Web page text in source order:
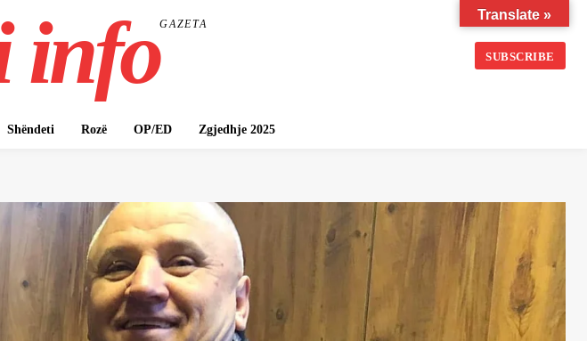
infoGAZETA
SUBSCRIBE
Shëndeti Rozë OP/ED Zgjedhje 2025
Translate »